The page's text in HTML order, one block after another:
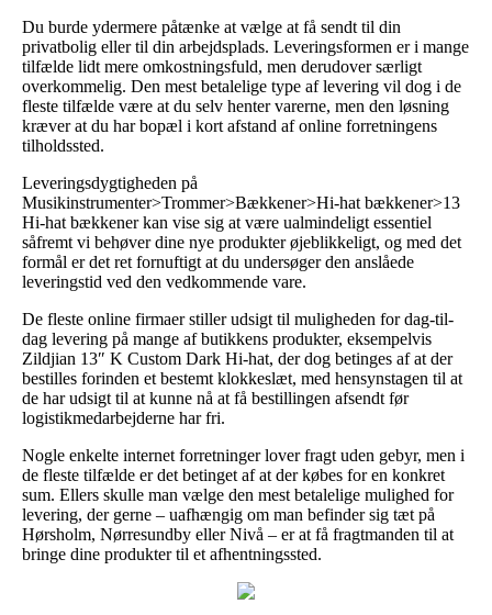
Du burde ydermere påtænke at vælge at få sendt til din
privatbolig eller til din arbejdsplads. Leveringsformen er i mange
tilfælde lidt mere omkostningsfuld, men derudover særligt
overkommelig. Den mest betalelige type af levering vil dog i de
fleste tilfælde være at du selv henter varerne, men den løsning
kræver at du har bopæl i kort afstand af online forretningens
tilholdssted.
Leveringsdygtigheden på
Musikinstrumenter>Trommer>Bækkener>Hi-hat bækkener>13
Hi-hat bækkener kan vise sig at være ualmindeligt essentiel
såfremt vi behøver dine nye produkter øjeblikkeligt, og med det
formål er det ret fornuftigt at du undersøger den anslåede
leveringstid ved den vedkommende vare.
De fleste online firmaer stiller udsigt til muligheden for dag-til-
dag levering på mange af butikkens produkter, eksempelvis
Zildjian 13″ K Custom Dark Hi-hat, der dog betinges af at der
bestilles forinden et bestemt klokkeslæt, med hensynstagen til at
de har udsigt til at kunne nå at få bestillingen afsendt før
logistikmedarbejderne har fri.
Nogle enkelte internet forretninger lover fragt uden gebyr, men i
de fleste tilfælde er det betinget af at der købes for en konkret
sum. Ellers skulle man vælge den mest betalelige mulighed for
levering, der gerne – uafhængig om man befinder sig tæt på
Hørsholm, Nørresundby eller Nivå – er at få fragtmanden til at
bringe dine produkter til et afhentningssted.